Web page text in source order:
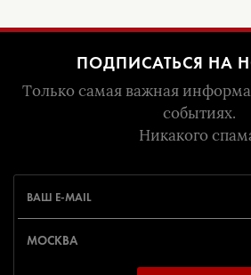
ПОДПИСАТЬСЯ НА
Только самая важная
событиях.
Никакого